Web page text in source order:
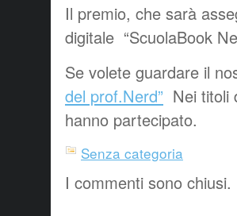
Il premio, che sarà
digitale “ScuolaBook
Se volete guardare il
del prof.Nerd” Nei titoli
hanno partecipato.
Senza categoria
I commenti sono chiusi.